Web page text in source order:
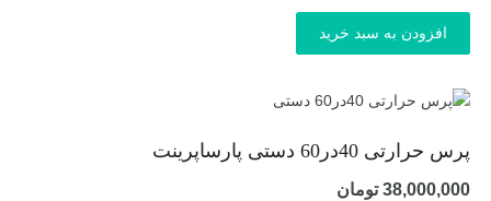
افزودن به سبد خرید
پرس حرارتی 40در60 دستی پارساپرینت
38,000,000 تومان